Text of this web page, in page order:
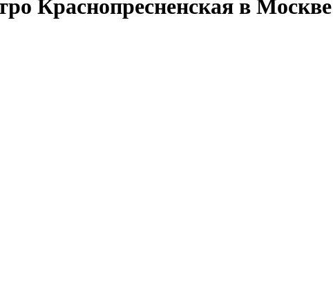
Краснопресненская в Москве